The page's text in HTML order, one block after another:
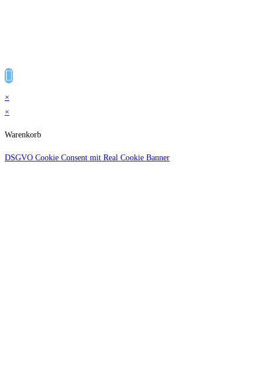
×
×
Warenkorb
DSGVO Cookie Consent mit Real Cookie Banner